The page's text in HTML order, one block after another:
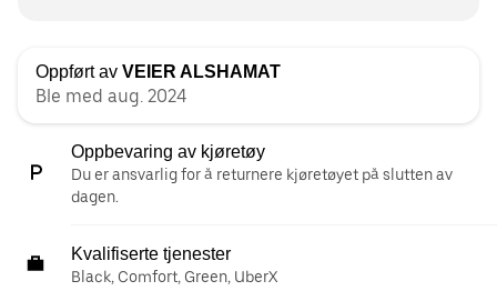
Oppført av VEIER ALSHAMAT
Ble med aug. 2024
Oppbevaring av kjøretøy
Du er ansvarlig for å returnere kjøretøyet på slutten av
dagen.
Kvalifiserte tjenester
Black, Comfort, Green, UberX